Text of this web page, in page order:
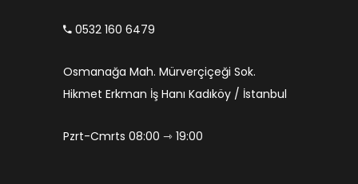
0532 160 6479
Osmanağa Mah. Mürverçiçeği Sok.
Hikmet Erkman İş Hanı Kadıköy / İstanbul
Pzrt-Cmrts 08:00 ⇾ 19:00